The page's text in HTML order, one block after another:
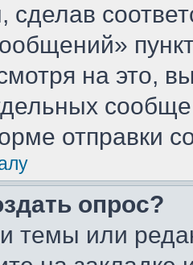
сделав
на это,
отправки
опрос?
темы или